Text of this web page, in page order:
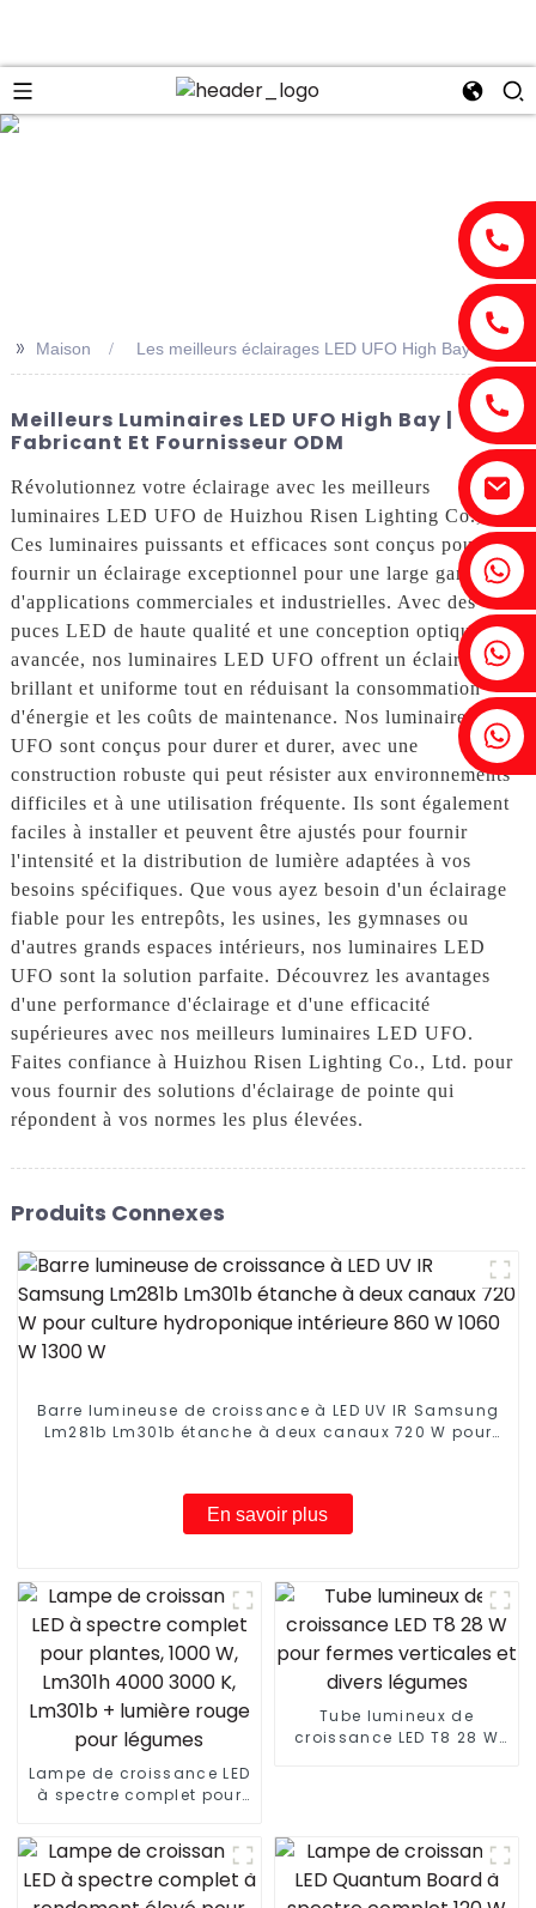
Fenia : +86 18607525299
Lierre : +86 18607522355
Tobin : +86 18818667168
>> Maison Les meilleurs éclairages LED UFO High Bay
Meilleurs Luminaires LED UFO High Bay |
Fabricant Et Fournisseur ODM
Révolutionnez votre éclairage avec les meilleurs
luminaires LED UFO de Huizhou Risen Lighting Co., Ltd.
Ces luminaires puissants et efficaces sont conçus pour
fournir un éclairage exceptionnel pour une large gamme
d'applications commerciales et industrielles. Avec des
puces LED de haute qualité et une conception optique
avancée, nos luminaires LED UFO offrent un éclairage
brillant et uniforme tout en réduisant la consommation
d'énergie et les coûts de maintenance. Nos luminaires LED
UFO sont conçus pour durer et durer, avec une
construction robuste qui peut résister aux environnements
difficiles et à une utilisation fréquente. Ils sont également
faciles à installer et peuvent être ajustés pour fournir
l'intensité et la distribution de lumière adaptées à vos
besoins spécifiques. Que vous ayez besoin d'un éclairage
fiable pour les entrepôts, les usines, les gymnases ou
d'autres grands espaces intérieurs, nos luminaires LED
UFO sont la solution parfaite. Découvrez les avantages
d'une performance d'éclairage et d'une efficacité
supérieures avec nos meilleurs luminaires LED UFO.
Faites confiance à Huizhou Risen Lighting Co., Ltd. pour
vous fournir des solutions d'éclairage de pointe qui
répondent à vos normes les plus élevées.
Produits Connexes
Barre lumineuse de croissance à LED UV IR Samsung
Lm281b Lm301b étanche à deux canaux 720 W pour
En savoir plus
Lampe de croissance LED
à spectre complet pour
lumière rouge pour
légumes
Tube lumineux de
croissance LED T8 28 W